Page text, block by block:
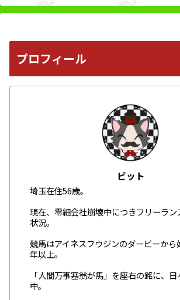
プロフィール
ビット
埼玉在住56歳。
現在、零細会社崩壊中につきフリーラン
状況。
競馬はアイネスフウジンのダービーから
年以上。
「人間万事塞翁が馬」を座右の銘に、
中。